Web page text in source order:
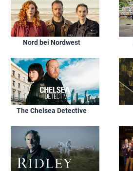
Nord bei Nordwest
The Chelsea Detective